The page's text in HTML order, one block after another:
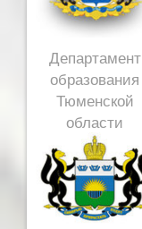
Департамент
образования
Тюменской
области